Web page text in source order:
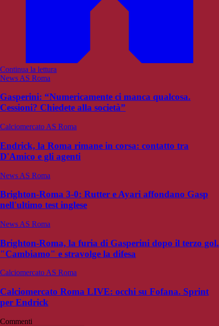
Continua la lettura
News AS Roma
Gasperini: “Numericamente ci manca qualcosa.
Cessioni? Chiedete alla società”
Calciomercato AS Roma
Endrick, la Roma rimane in corsa: contatto tra
D'Amico e gli agenti
News AS Roma
Brighton-Roma 3-0: Rutter e Ayari affondano Gasp
nell'ultimo test inglese
News AS Roma
Brighton-Roma, la furia di Gasperini dopo il terzo gol.
"Cambiamo" e stravolge la difesa
Calciomercato AS Roma
Calciomercato Roma LIVE: occhi su Fofana. Sprint
per Endrick
Commenti